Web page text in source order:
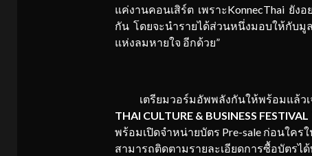
แค่งานคอนเสิร์ต เพราะKonnecThai ยั
กัน โดยจะนำรายได้ส่วนหนึ่งมอบให้กับมู
แห่งลมหายใจ อีกด้วย”
เตรียมวอร์มอัพพลังกันให้พร้อมแล้วเ
THAI CULTURE & BUSINESS FESTIVAL
พร้อมเปิดจำหน่ายบัตร Pre-sale ก่อนใคร
สามารถติดตามรายละเอียดการซื้อบัตรได้